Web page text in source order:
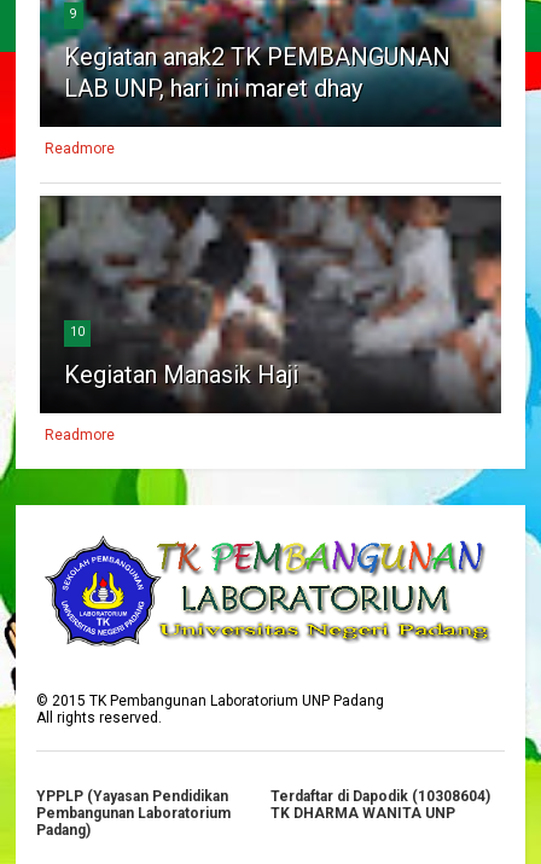
9
Kegiatan anak2 TK PEMBANGUNAN
LAB UNP, hari ini maret dhay
Readmore
10
Kegiatan Manasik Haji
Readmore
©2015 TK Pembangunan Laboratorium UNP Padang
All rights reserved.
YPPLP (Yayasan Pendidikan
Pembangunan Laboratorium
Padang)
Terdaftar di Dapodik (10308604)
TK DHARMA WANITA UNP